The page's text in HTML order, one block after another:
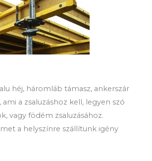
héj, háromláb támasz, ankerszár
ami a zsaluzáshoz kell, legyen szó
vagy födém zsaluzásához.
a helyszínre szállítunk igény